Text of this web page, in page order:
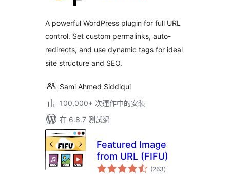
A powerful WordPress plugin for full URL
control. Set custom permalinks, auto-
redirects, and use dynamic tags for ideal
site structure and SEO.
Sami Ahmed Siddiqui
100,000+ 次運作中的安裝
在 6.8.7 測試過
Featured Image
from URL (FIFU)
(263總
評)